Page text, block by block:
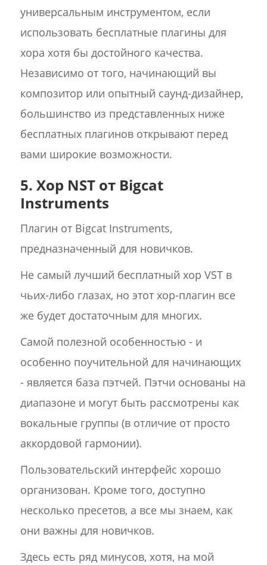
универсальным инструментом, если
использовать бесплатные плагины для
хора хотя бы достойного качества.
Независимо от того, начинающий вы
композитор или опытный саунд-дизайнер,
большинство из представленных ниже
бесплатных плагинов открывают перед
вами широкие возможности.
5. Хор NST от Bigcat
Instruments
Плагин от Bigcat Instruments,
предназначенный для новичков.
Не самый лучший бесплатный хор VST в
чьих-либо глазах, но этот хор-плагин все
же будет достаточным для многих.
Самой полезной особенностью - и
особенно поучительной для начинающих
- является база пэтчей. Пэтчи основаны на
диапазоне и могут быть рассмотрены как
вокальные группы (в отличие от просто
аккордовой гармонии).
Пользовательский интерфейс хорошо
организован. Кроме того, доступно
несколько пресетов, а все мы знаем, как
они важны для новичков.
Здесь есть ряд минусов, хотя, на мой